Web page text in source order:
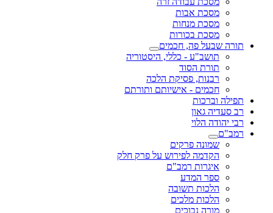
מסכת אבות
מסכת מנחות
מסכת בכורות
תורה שבעל פה, חכמים
תושב"ע - כללי, היסטוריה
תורת הסוד
רבנות, פסיקת הלכה
חכמים - אישיותם ותורתם
תפילה וברכות
רב סעדיה גאון
רבי יהודה הלוי
רמב"ם
שמונה פרקים
הקדמה לפירוש על פרק חלק
איגרות רמב"ם
ספר המדע
הלכות תשובה
הלכות מלכים
מורה נבוכים